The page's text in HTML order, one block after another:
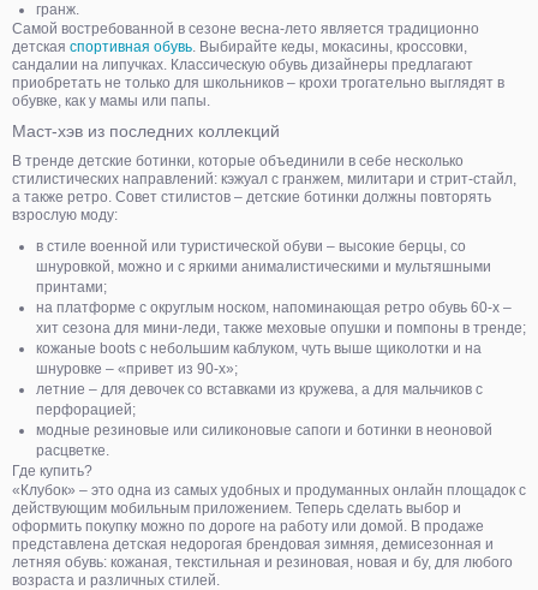
гранж.
Самой востребованной в сезоне весна-лето является традиционно
детская спортивная обувь. Выбирайте кеды, мокасины, кроссовки,
сандалии на липучках. Классическую обувь дизайнеры предлагают
приобретать не только для школьников – крохи трогательно выглядят в
обувке, как у мамы или папы.
Маст-хэв из последних коллекций
В тренде детские ботинки, которые объединили в себе несколько
стилистических направлений: кэжуал с гранжем, милитари и стрит-стайл,
а также ретро. Совет стилистов – детские ботинки должны повторять
взрослую моду:
в стиле военной или туристической обуви – высокие берцы, со
шнуровкой, можно и с яркими анималистическими и мультяшными
принтами;
на платформе с округлым носком, напоминающая ретро обувь 60-х –
хит сезона для мини-леди, также меховые опушки и помпоны в тренде;
кожаные boots с небольшим каблуком, чуть выше щиколотки и на
шнуровке – «привет из 90-х»;
летние – для девочек со вставками из кружева, а для мальчиков с
перфорацией;
модные резиновые или силиконовые сапоги и ботинки в неоновой
расцветке.
Где купить?
«Клубок» – это одна из самых удобных и продуманных онлайн площадок с
действующим мобильным приложением. Теперь сделать выбор и
оформить покупку можно по дороге на работу или домой. В продаже
представлена детская недорогая брендовая зимняя, демисезонная и
летняя обувь: кожаная, текстильная и резиновая, новая и бу, для любого
возраста и различных стилей.